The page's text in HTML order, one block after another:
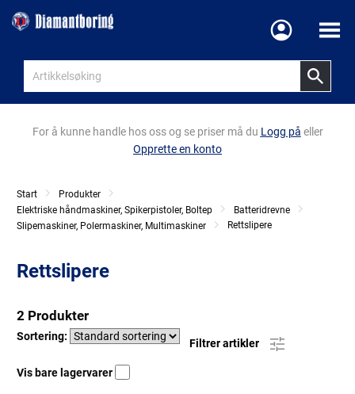
Meny
For å kunne handle hos oss og se priser må du Logg på eller
Opprette en konto
Start
Produkter
Elektriske håndmaskiner, Spikerpistoler, Boltep
Batteridrevne
Slipemaskiner, Polermaskiner, Multimaskiner
Rettslipere
Rettslipere
2 Produkter
Sortering:
Filtrer artikler
Vis bare lagervarer